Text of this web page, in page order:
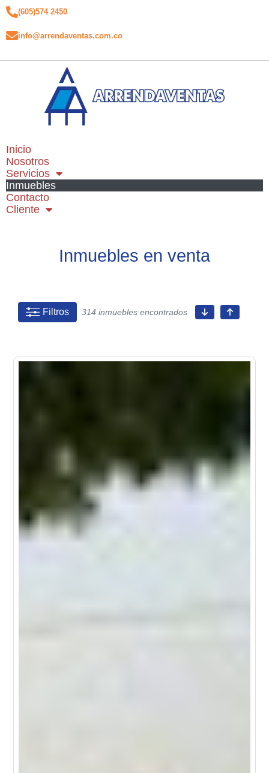
(605)574 2450
info@arrendaventas.com.co
Inicio
Nosotros
Servicios
Inmuebles
Contacto
Cliente
Inmuebles en venta
Filtros 314 inmuebles encontrados